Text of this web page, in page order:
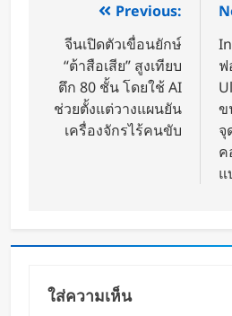
Previous:
จีนเปิดตัวเขื่อนยักษ์
“ต้าสือเสีย” สูงเทียบ
ตึก 80 ชั้น โดยใช้ AI
ช่วยตั้งแต่วางแผนยัน
เครื่องจักรไร้คนขับ
ฟ
ข
จุ
ค
แ
ใส่ความเห็น